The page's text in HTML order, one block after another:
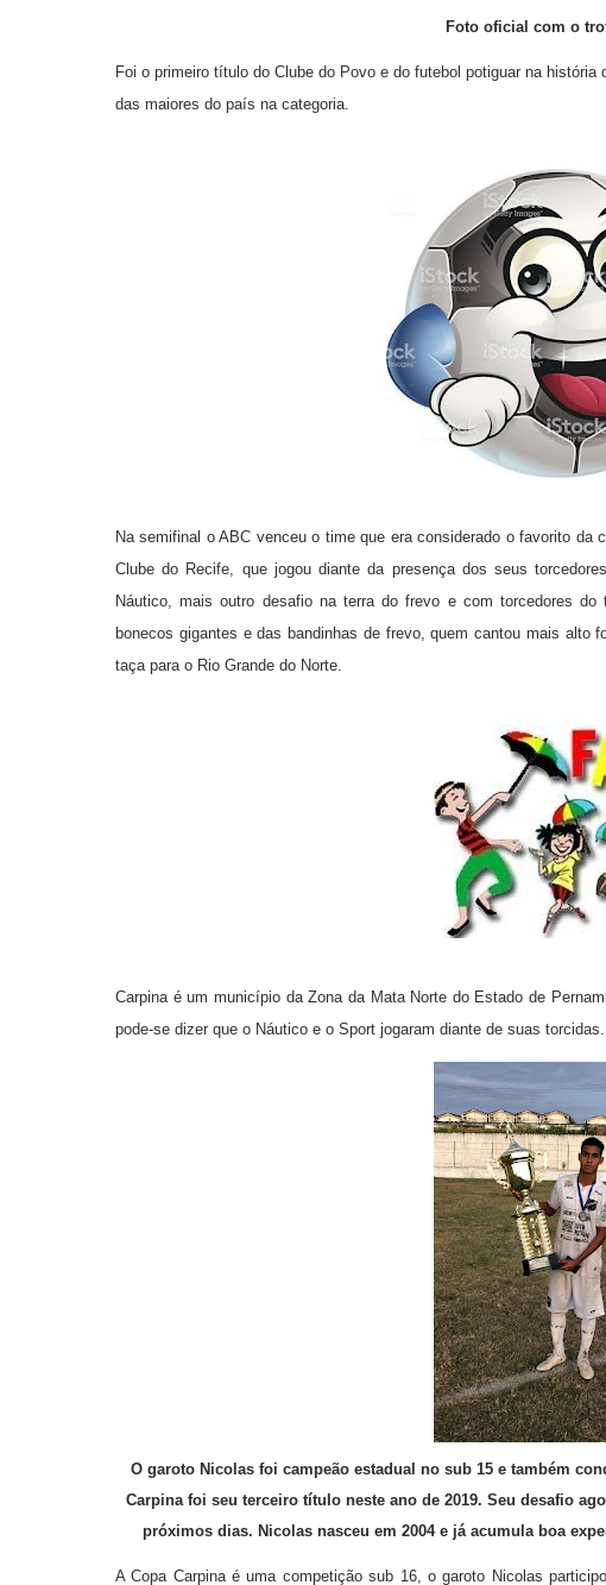
Foto oficial com o
Foi o primeiro título do Clube do Povo e do futebol potiguar na
das maiores do país na categoria.
Na semifinal o ABC venceu o time que era considerado o favorito
Clube do Recife, que jogou diante da presença dos seus
Náutico, mais outro desafio na terra do frevo e com torcedores
bonecos gigantes e das bandinhas de frevo, quem cantou mais alto
taça para o Rio Grande do Norte.
Carpina é um município da Zona da Mata Norte do Estado de
pode-se dizer que o Náutico e o Sport jogaram diante de suas torcidas.
O garoto Nicolas foi campeão estadual no sub 15 e também
Carpina foi seu terceiro título neste ano de 2019. Seu desafio
próximos dias. Nicolas nasceu em 2004 e já acumula boa
A Copa Carpina é uma competição sub 16, o garoto Nicolas